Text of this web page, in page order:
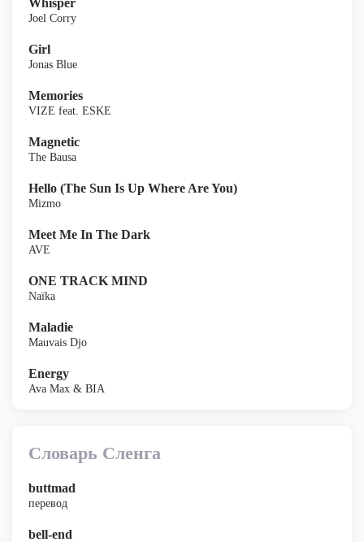
Whisper
Joel Corry
Girl
Jonas Blue
Memories
VIZE feat. ESKE
Magnetic
The Bausa
Hello (The Sun Is Up Where Are You)
Mizmo
Meet Me In The Dark
AVE
ONE TRACK MIND
Naïka
Maladie
Mauvais Djo
Energy
Ava Max & BIA
Словарь Сленга
buttmad
перевод
bell-end